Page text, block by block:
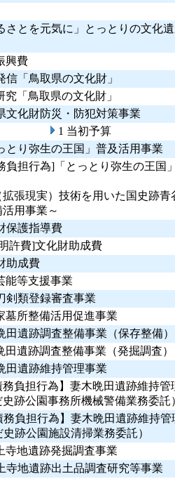
さとを元気に」とっとりの文化
興費
信「鳥取県の文化財」
究「鳥取県の文化財」
文化財防災・防犯対策事業
1 当初予算
とり弥生の王国」普及活用事業
負担行為]「とっとり弥生の王国
拡張現実）技術を用いた国史跡青
用事業～
保護指導費
許費]文化財助成費
助成費
能等支援事業
剣類登録審査事業
墓所整備活用促進事業
田遺跡調査整備事業（保存整備）
田遺跡調査整備事業（発掘調査）
田遺跡維持管理事業
務負担行為】妻木晩田遺跡維持管
跡公園事務所機械警備業務委託
務負担行為】妻木晩田遺跡維持管
史跡公園施設清掃業務委託）
寺地遺跡発掘調査事業
寺地遺跡出土品調査研究等事業